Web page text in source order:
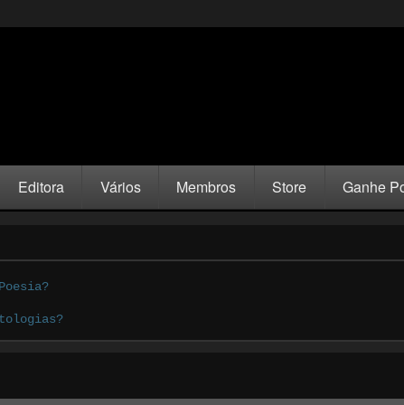
Editora Vários Membros Store Ganhe